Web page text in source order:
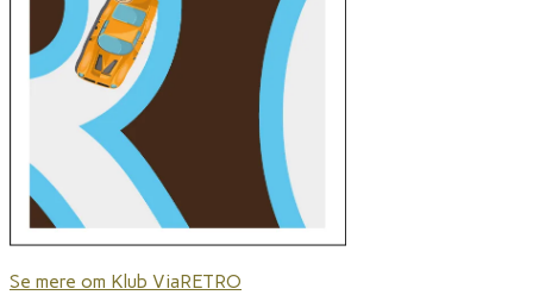
Se mere om Klub ViaRETRO